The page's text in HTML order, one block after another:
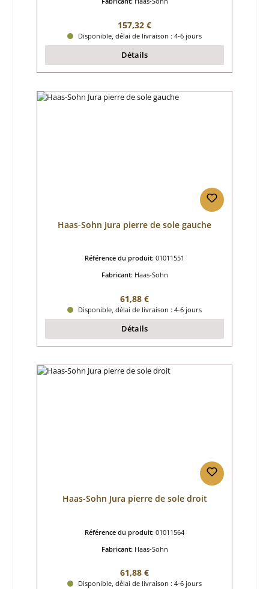
Prix régulier :
157,32 €
Disponible, délai de livraison : 4-6 jours
Détails
Haas-Sohn Jura pierre de sole gauche
Référence du produit: 01011551
Fabricant: Haas-Sohn
Prix régulier :
61,88 €
Disponible, délai de livraison : 4-6 jours
Détails
Haas-Sohn Jura pierre de sole droit
Référence du produit: 01011564
Fabricant: Haas-Sohn
Prix régulier :
61,88 €
Disponible, délai de livraison : 4-6 jours